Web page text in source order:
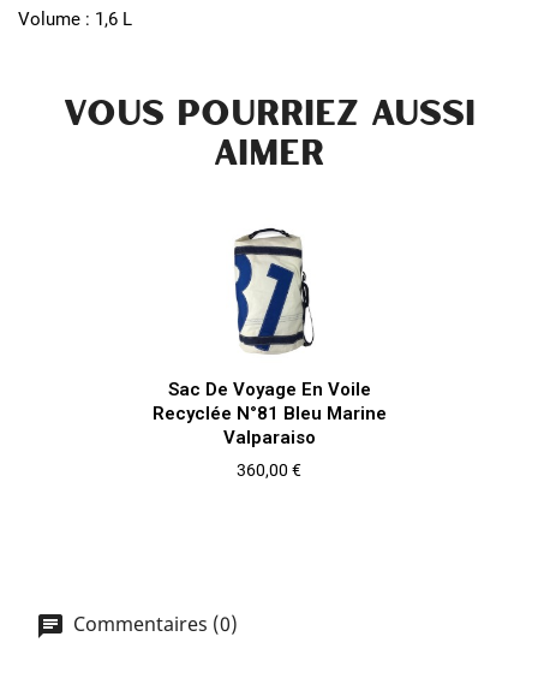
Volume : 1,6 L
VOUS POURRIEZ AUSSI
AIMER
Sac De Voyage En Voile
Recyclée N°81 Bleu Marine
Valparaiso
Prix
360,00 €
Commentaires (0)